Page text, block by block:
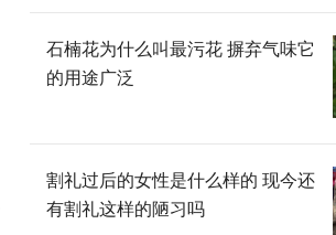
石楠花为什么叫最污花 摒弃气味它
的用途广泛
割礼过后的女性是什么样的 现今还
有割礼这样的陋习吗